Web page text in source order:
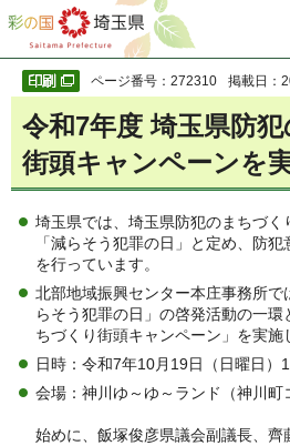
彩の国 埼玉県
ページ番号：272310 掲載日：
令和7年度 埼玉県防
街頭キャンペーンを
埼玉県では、埼玉県防犯のまちづ
「減らそう犯罪の日」と定め、防
を行っています。
北部地域振興センター本庄事務所
らそう犯罪の日」の啓発活動の一環
ちづくり街頭キャンペーン」を実施
日時：令和7年10月19日（日曜日）
会場：神川ゆ～ゆ～ランド（神川町
始めに、飯塚俊彦県議会副議長、